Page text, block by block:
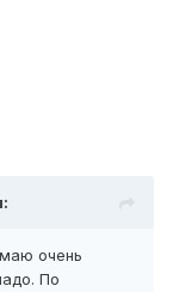
очень
По